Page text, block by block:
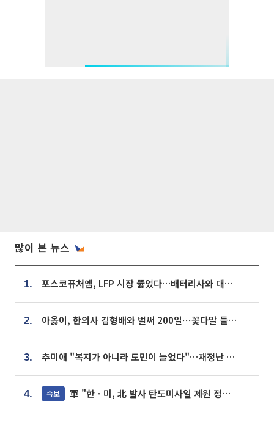
많이 본 뉴스
1. 포스코퓨처엠, LFP 시장 뚫었다…배터리사와 대규모 장기 공급 합의
2. 아옳이, 한의사 김형배와 벌써 200일⋯꽃다발 들고 "프러포즈 아냐"
3. 추미애 "복지가 아니라 도민이 늘었다"…재정난 책임론 정면돌파
4. 속보 軍 "한ㆍ미, 北 발사 탄도미사일 제원 정밀분석 중"